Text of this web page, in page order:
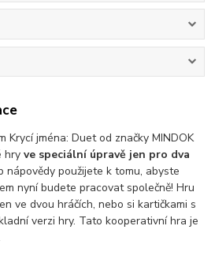
Krycí jména: Duet od značky MINDOK
hryve speciální úpravě jen pro dva
nápovědy použijete k tomu, abyste
nyní budete pracovat společně! Hru
ve dvou hráčích, nebo si kartičkami s
verzi hry. Tato kooperativní hra je